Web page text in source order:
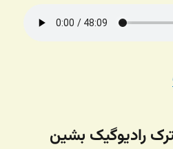
رادیوگیک بشین